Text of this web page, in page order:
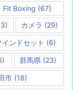
Fit Boxing (67)
カメラ (29)
インドセット (6)
群馬県 (23)
市(18)